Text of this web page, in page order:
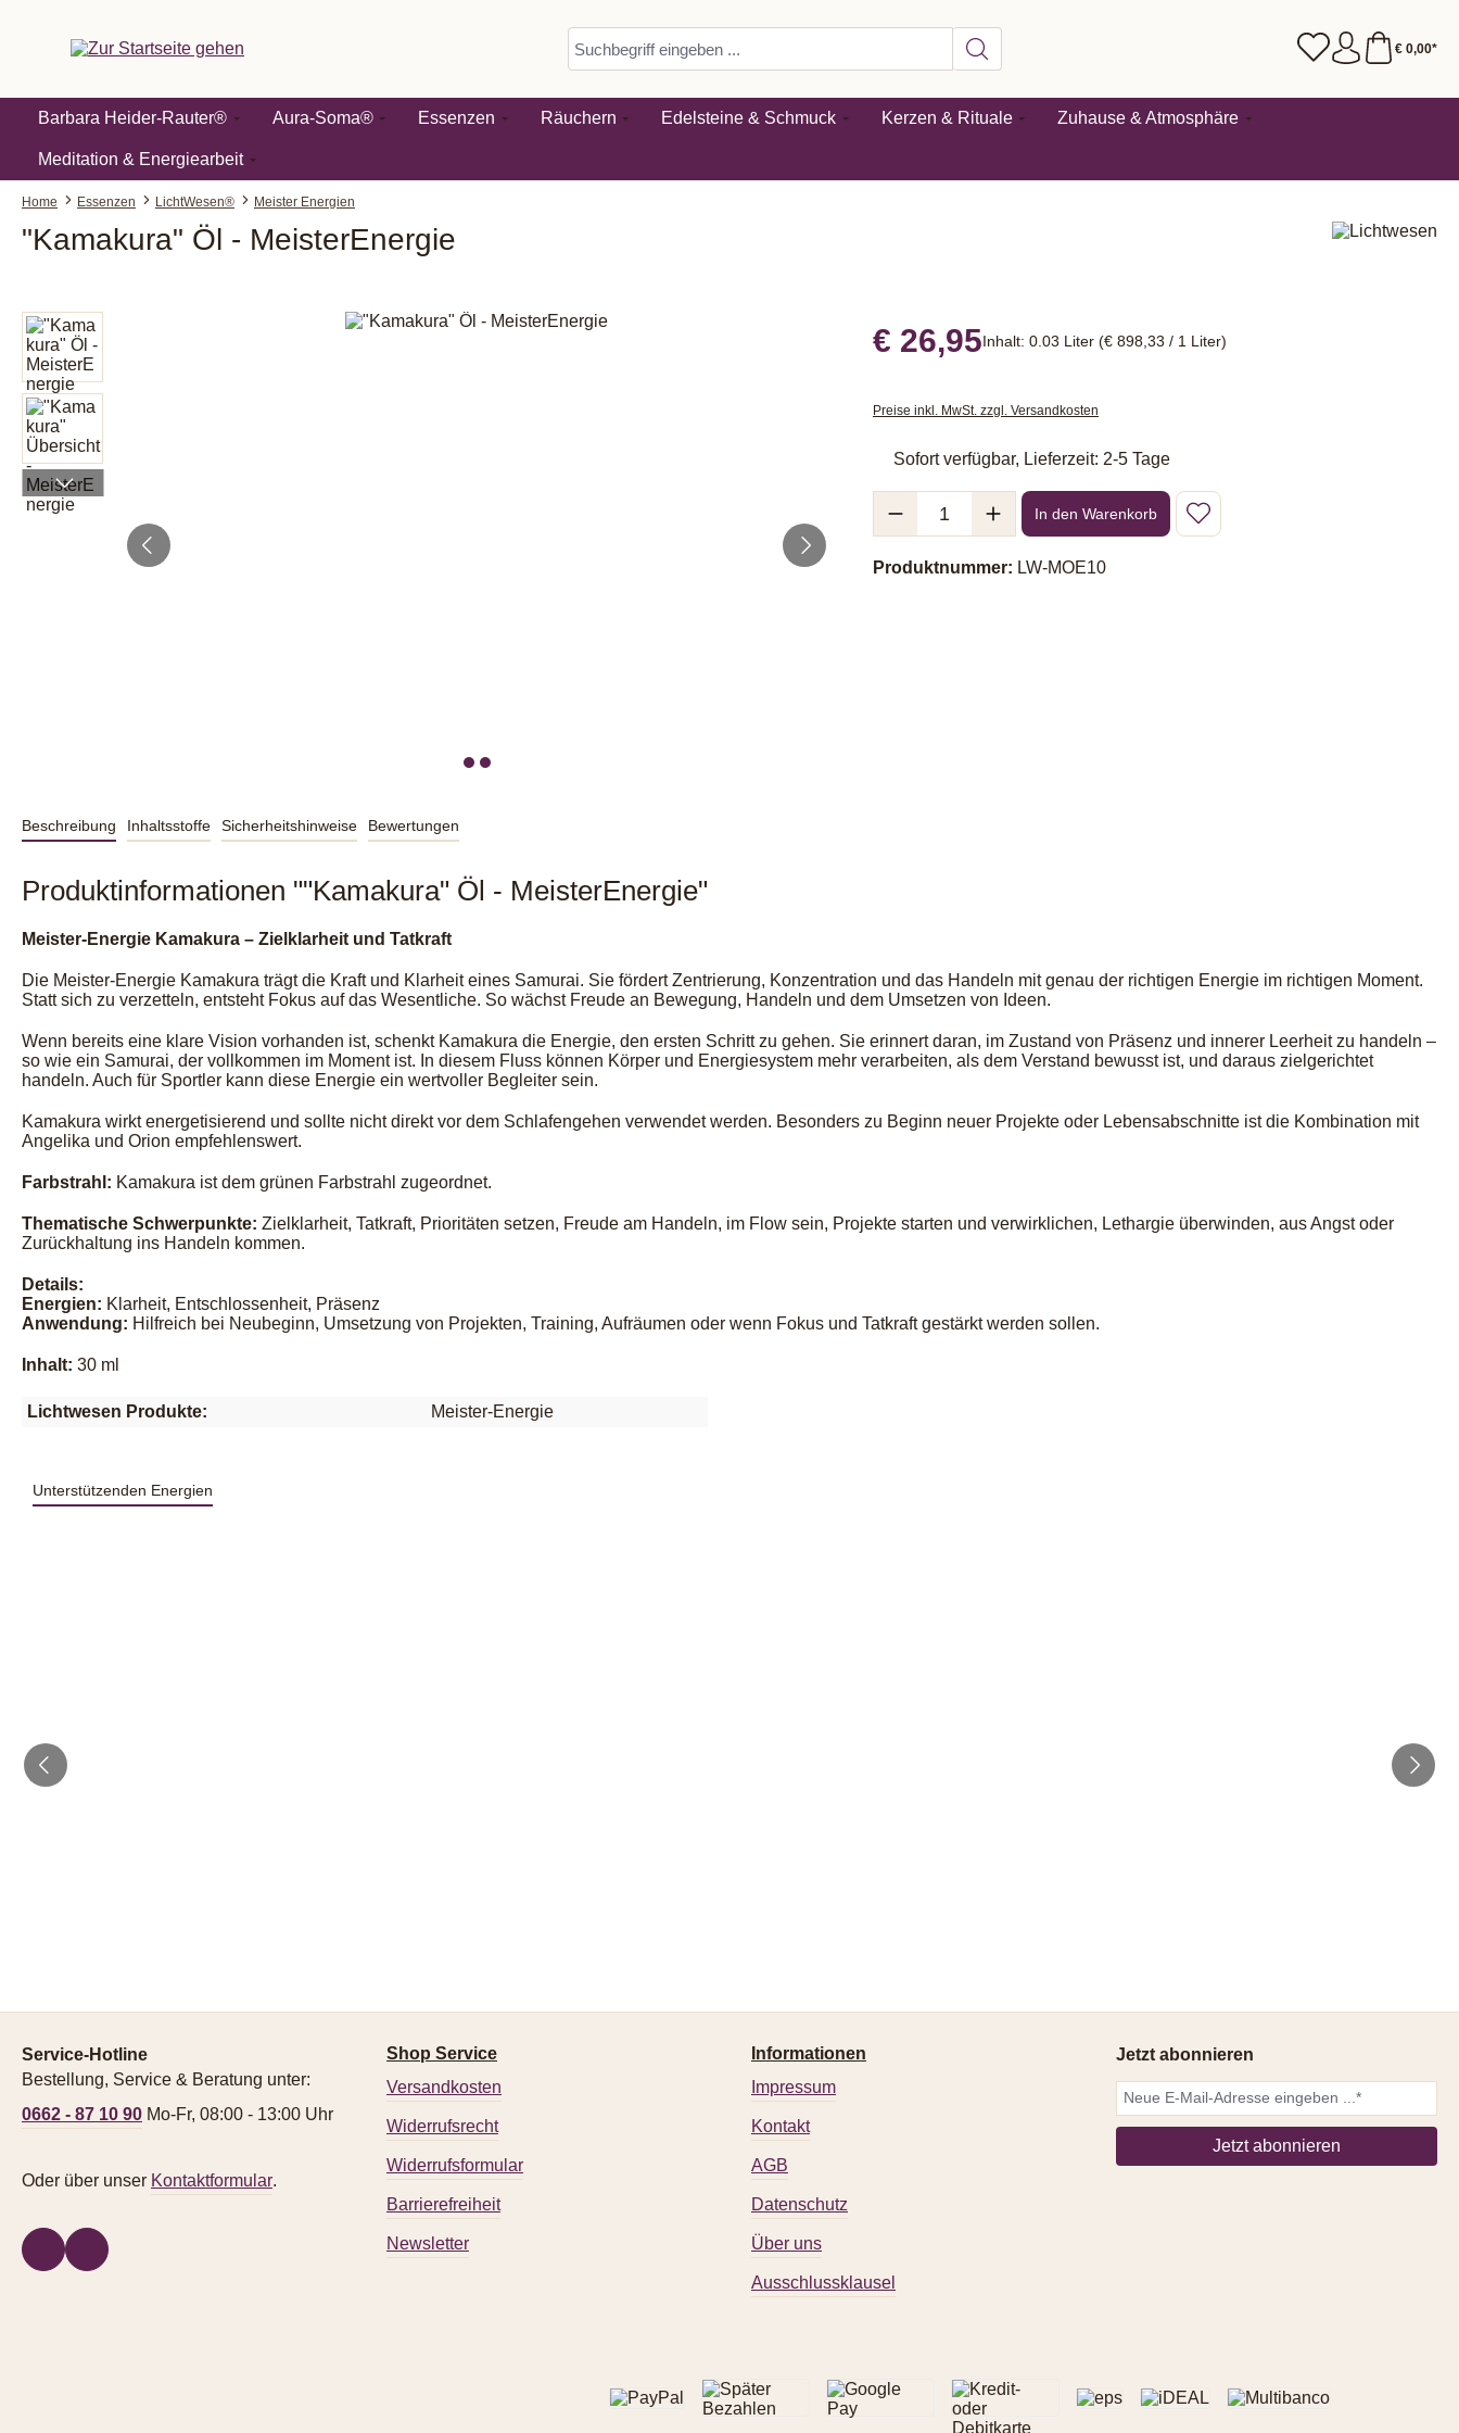
€ 0,00*
Barbara Heider-Rauter® Aura-Soma® Essenzen Räuchern Edelsteine & Schmuck Kerzen & Rituale Zuhause & Atmosphäre
Meditation & Energiearbeit
Home Essenzen LichtWesen® Meister Energien
"Kamakura" Öl - MeisterEnergie
Bildergalerie überspringen
€ 26,95Inhalt: 0.03 Liter (€ 898,33 / 1 Liter)
Preise inkl. MwSt. zzgl. Versandkosten
Sofort verfügbar, Lieferzeit: 2-5 Tage
Produkt Anzahl: Gib den gewünschten Wert ein oder benutze die Schaltflächen
In den Warenkorb
Produktnummer: LW-MOE10
Beschreibung Inhaltsstoffe Sicherheitshinweise Bewertungen
Produktinformationen ""Kamakura" Öl - MeisterEnergie"
Meister-Energie Kamakura – Zielklarheit und Tatkraft
Die Meister-Energie Kamakura trägt die Kraft und Klarheit eines Samurai. Sie fördert Zentrierung, Konzentration und das Handeln mit genau der richtigen Energie im richtigen Moment.
Statt sich zu verzetteln, entsteht Fokus auf das Wesentliche. So wächst Freude an Bewegung, Handeln und dem Umsetzen von Ideen.
Wenn bereits eine klare Vision vorhanden ist, schenkt Kamakura die Energie, den ersten Schritt zu gehen. Sie erinnert daran, im Zustand von Präsenz und innerer Leerheit zu handeln –
so wie ein Samurai, der vollkommen im Moment ist. In diesem Fluss können Körper und Energiesystem mehr verarbeiten, als dem Verstand bewusst ist, und daraus zielgerichtet
handeln. Auch für Sportler kann diese Energie ein wertvoller Begleiter sein.
Kamakura wirkt energetisierend und sollte nicht direkt vor dem Schlafengehen verwendet werden. Besonders zu Beginn neuer Projekte oder Lebensabschnitte ist die Kombination mit
Angelika und Orion empfehlenswert.
Farbstrahl: Kamakura ist dem grünen Farbstrahl zugeordnet.
Thematische Schwerpunkte: Zielklarheit, Tatkraft, Prioritäten setzen, Freude am Handeln, im Flow sein, Projekte starten und verwirklichen, Lethargie überwinden, aus Angst oder
Zurückhaltung ins Handeln kommen.
Details:
Energien: Klarheit, Entschlossenheit, Präsenz
Anwendung: Hilfreich bei Neubeginn, Umsetzung von Projekten, Training, Aufräumen oder wenn Fokus und Tatkraft gestärkt werden sollen.
Inhalt: 30 ml
Lichtwesen Produkte: Meister-Energie
Unterstützenden Energien
Service-Hotline
Bestellung, Service & Beratung unter:
0662 - 87 10 90 Mo-Fr, 08:00 - 13:00 Uhr
Oder über unser Kontaktformular.
Shop Service
Versandkosten
Widerrufsrecht
Widerrufsformular
Barrierefreiheit
Newsletter
Informationen
Impressum
Kontakt
AGB
Datenschutz
Über uns
Ausschlussklausel
Jetzt abonnieren
Jetzt abonnieren